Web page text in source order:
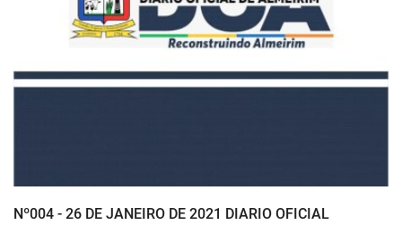
Nº004 - 26 DE JANEIRO DE 2021 DIARIO OFICIAL